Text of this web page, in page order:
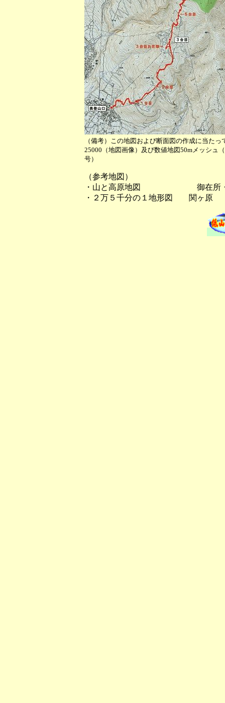
（備考）この地図および断面図の作成に当た
25000（地図画像）及び数値地図50mメッシ
号）
（参考地図）
・山と高原地図 御在所・
・２万５千分の１地形図 関ヶ原